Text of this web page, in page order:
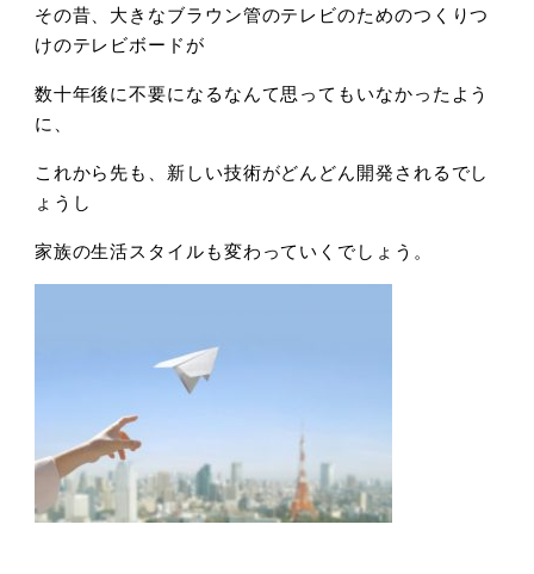
その昔、大きなブラウン管のテレビのためのつくりつ
けのテレビボードが
数十年後に不要になるなんて思ってもいなかったよう
に、
これから先も、新しい技術がどんどん開発されるでし
ょうし
家族の生活スタイルも変わっていくでしょう。